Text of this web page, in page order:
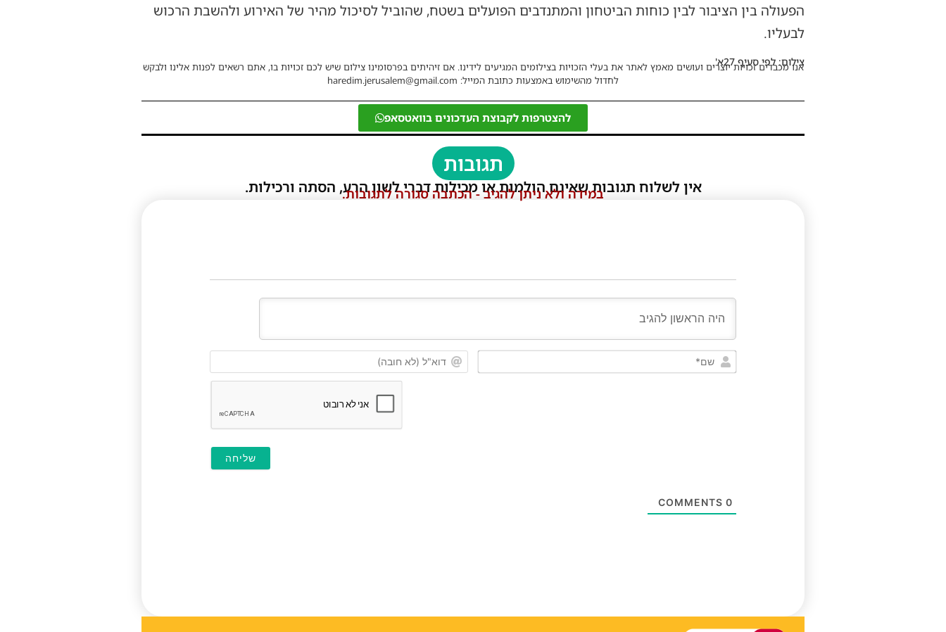
הפעולה בין הציבור לבין כוחות הביטחון והמתנדבים הפועלים בשטח, שהוביל לסיכול מהיר של האירוע ולהשבת הרכוש
לבעליו.
צילום: לפי סעיף 27א'
אנו מכבדים זכויות יוצרים ועושים מאמץ לאתר את בעלי הזכויות בצילומים המגיעים לידינו. אם זיהיתים בפרסומינו צילום שיש לכם זכויות בו, אתם רשאים לפנות אלינו ולבקש
לחדול מהשימוש באמצעות כתובת המייל: haredim.jerusalem@gmail.com
להצטרפות לקבוצת העדכונים בוואטסאפ
תגובות
אין לשלוח תגובות שאינם הולמות או מכילות דברי לשון הרע, הסתה ורכילות.
במידה ולא ניתן להגיב - הכתבה סגורה לתגובות.
שם*
(לא
0